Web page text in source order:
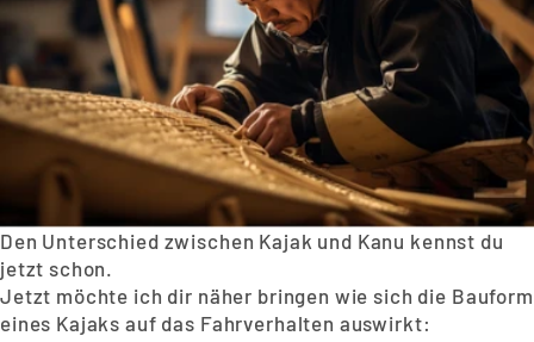
Den Unterschied zwischen Kajak und Kanu kennst du
jetzt schon.
Jetzt möchte ich dir näher bringen wie sich die Bauform
eines Kajaks auf das Fahrverhalten auswirkt: